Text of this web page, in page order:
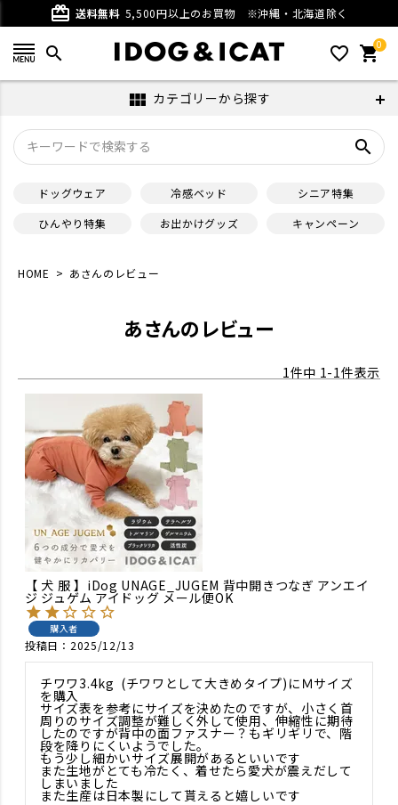
card_giftcard 送料無料 5,500円以上のお買物 ※沖縄・北海道除く
search favorite_outline 0
shopping_cart
view_module カテゴリーから探す
search
ドッグウェア 冷感ベッド
シニア特集
ひんやり特集
お出かけグッズ キャンペーン
HOME あさんのレビュー
あさんのレビュー
1件中 1-1件表示
【 犬 服 】iDog UNAGE_JUGEM 背中開きつなぎ アンエイ
ジ ジュゲム アイドッグ メール便OK
購入者
投稿日 2025/12/13
チワワ3.4kg  (チワワとして大きめタイプ)にＭサイズ
を購入
サイズ表を参考にサイズを決めたのですが、小さく首
周りのサイズ調整が難しく外して使用、伸縮性に期待
したのですが背中の面ファスナー？もギリギリで、階
段を降りにくいようでした。
もう少し細かいサイズ展開があるといいです
また生地がとても冷たく、着せたら愛犬が震えだして
しまいました
また生産は日本製にして貰えると嬉しいです